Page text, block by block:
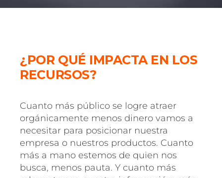
¿POR QUÉ IMPACTA EN LOS
RECURSOS?
Cuanto más público se logre atraer
orgánicamente menos dinero vamos a
necesitar para posicionar nuestra
empresa o nuestros productos. Cuanto
más a mano estemos de quien nos
busca, menos pauta. Y cuanto más